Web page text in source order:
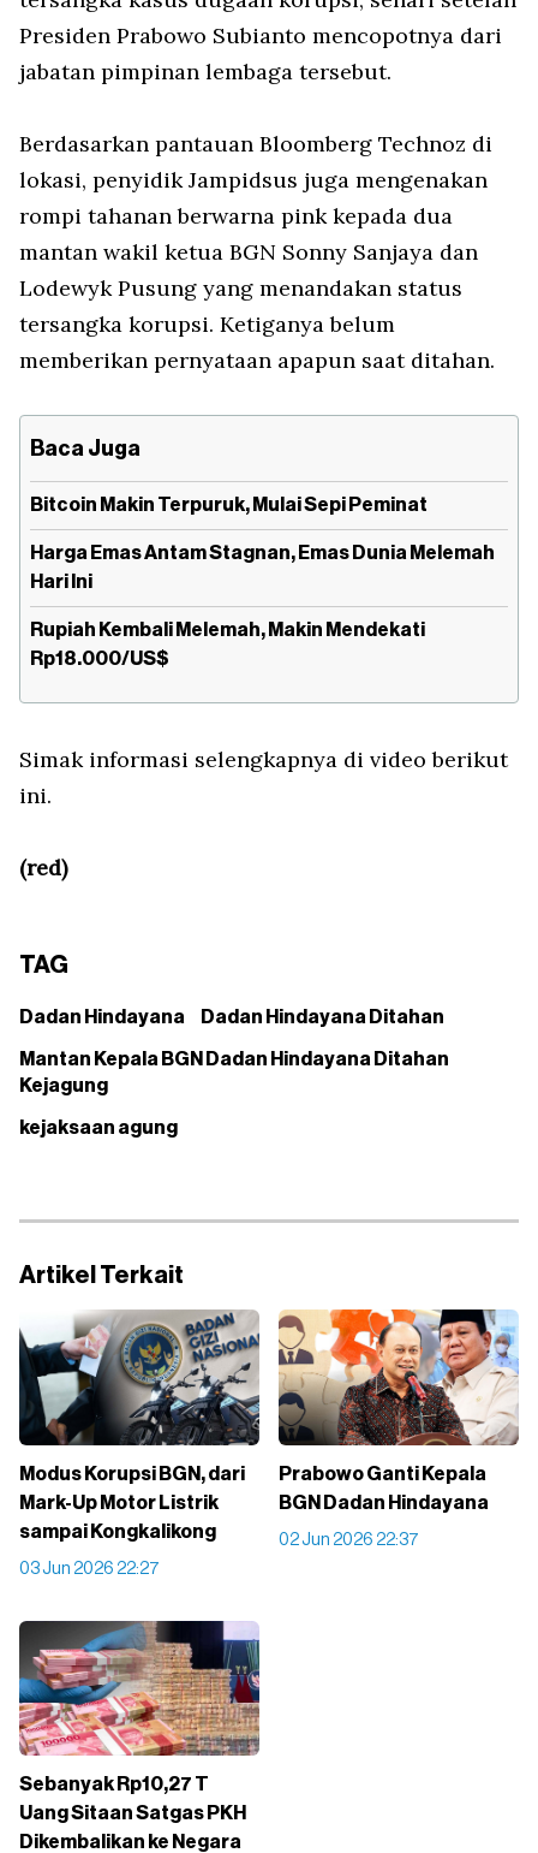
Presiden Prabowo Subianto mencopotnya dari
jabatan pimpinan lembaga tersebut.
Berdasarkan pantauan Bloomberg Technoz di
lokasi, penyidik Jampidsus juga mengenakan
rompi tahanan berwarna pink kepada dua
mantan wakil ketua BGN Sonny Sanjaya dan
Lodewyk Pusung yang menandakan status
tersangka korupsi. Ketiganya belum
memberikan pernyataan apapun saat ditahan.
Baca Juga
Bitcoin Makin Terpuruk, Mulai Sepi Peminat
Harga Emas Antam Stagnan, Emas Dunia Melemah
Hari Ini
Rupiah Kembali Melemah, Makin Mendekati
Rp18.000/US$
Simak informasi selengkapnya di video berikut
ini.
(red)
TAG
Dadan Hindayana Dadan Hindayana Ditahan
Mantan Kepala BGN Dadan Hindayana Ditahan
Kejagung
kejaksaan agung
Artikel Terkait
Modus Korupsi BGN, dari
Mark-Up Motor Listrik
sampai Kongkalikong
03 Jun 2026 22:27
Prabowo Ganti Kepala
BGN Dadan Hindayana
02 Jun 2026 22:37
Sebanyak Rp10,27 T
Uang Sitaan Satgas PKH
Dikembalikan ke Negara